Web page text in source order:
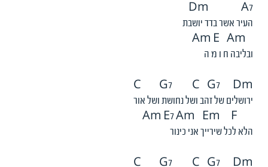
Dm A7
העיר אשר בדד יושבת
ובליבה ח ו מ ה
C G7 C G7 Dm
ירושלים של זהב ושל נחושת ושל אור
הלא לכל שירייך אני כינור
C G7 C G7 Dm